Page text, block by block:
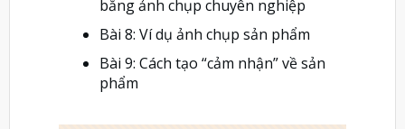
bằng ảnh chụp chuyên nghiệp
Bài 8: Ví dụ ảnh chụp sản phẩm
Bài 9: Cách tạo “cảm nhận” về sản
phẩm